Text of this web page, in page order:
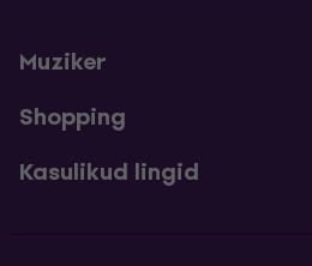
Muziker
Shopping
Kasulikud lingid